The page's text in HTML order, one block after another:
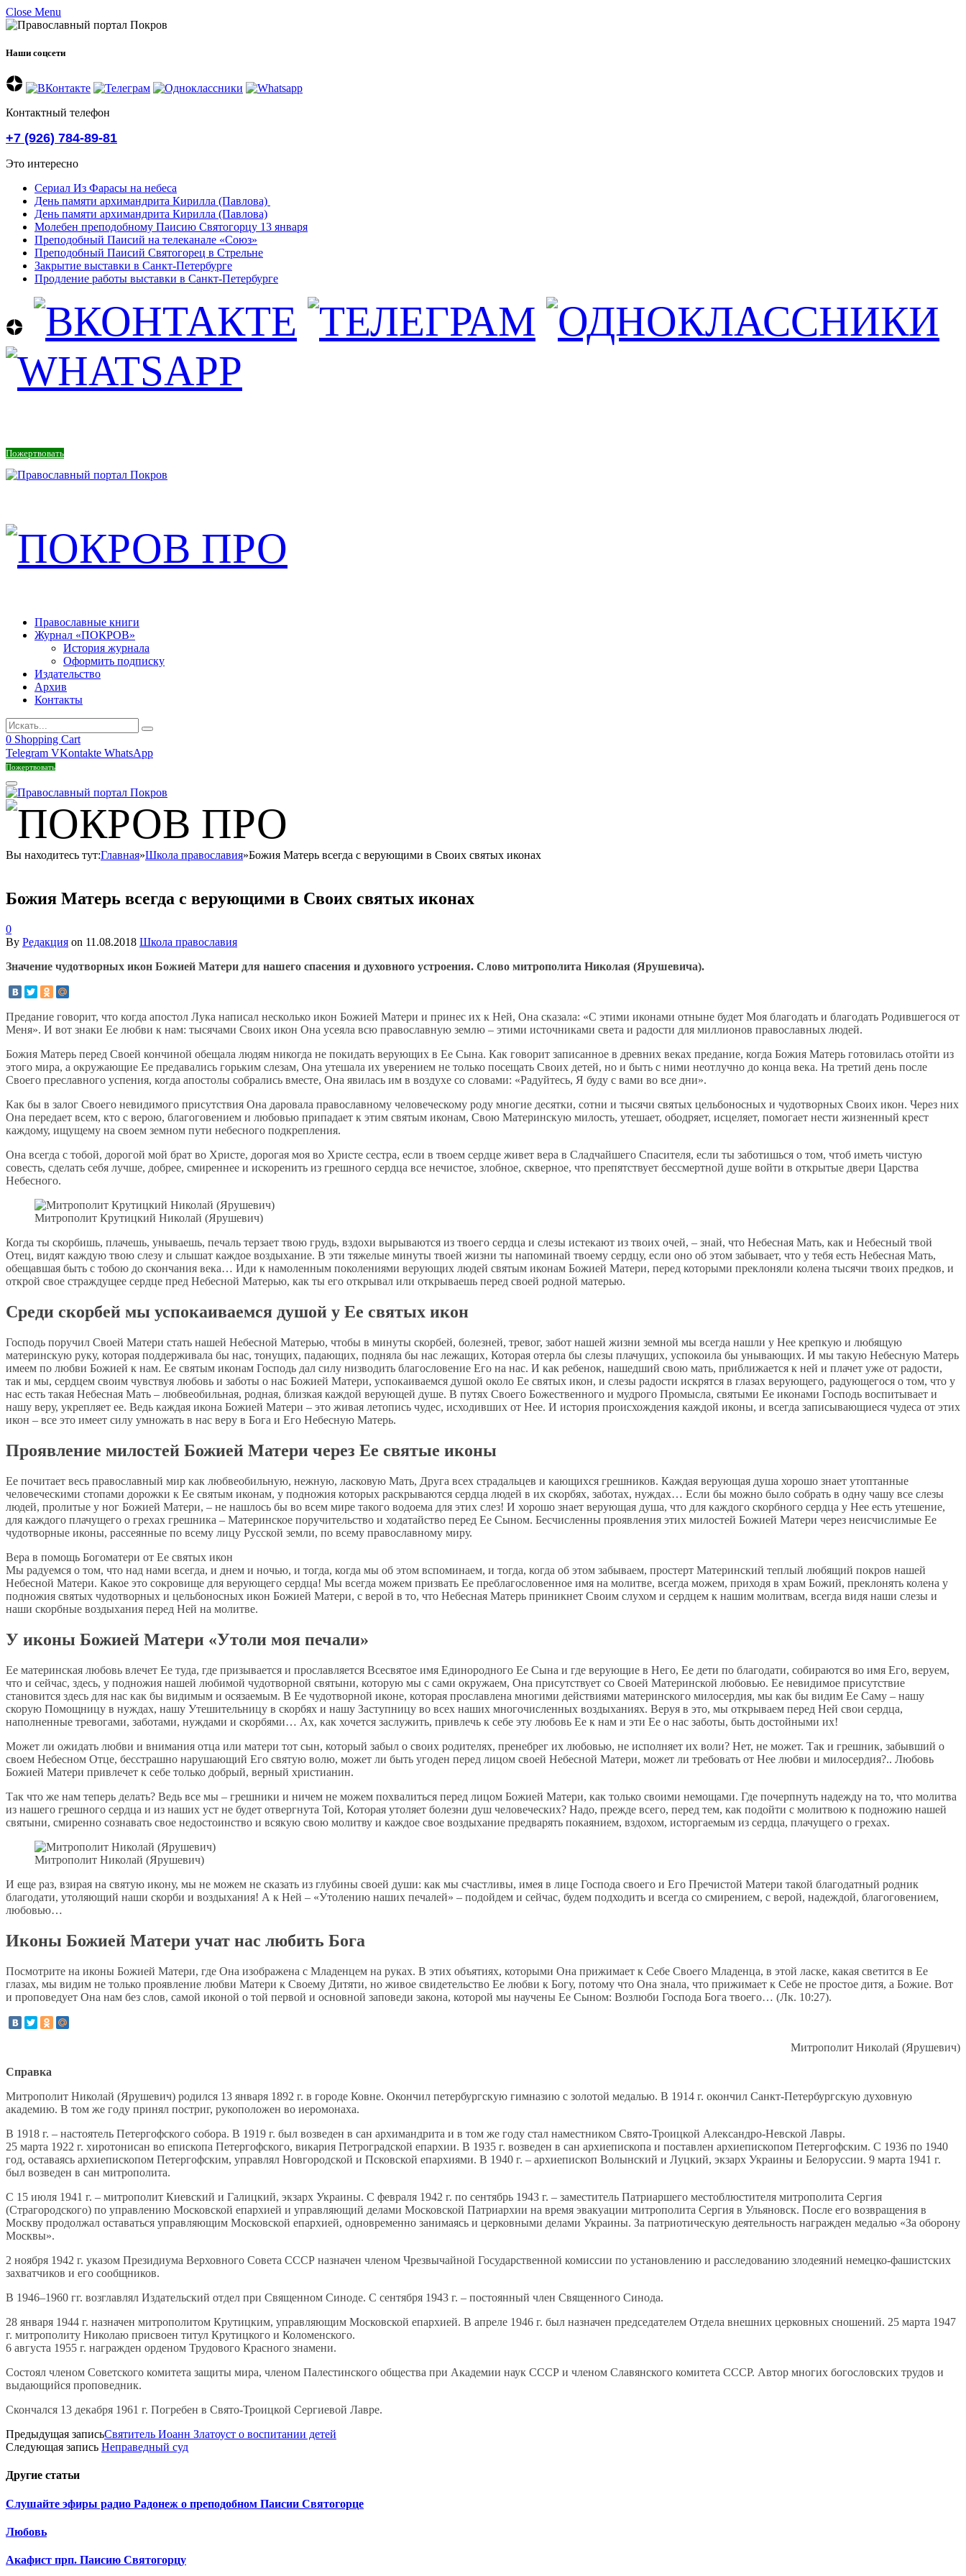
Close Menu
Наши соцсети
Контактный телефон
+7 (926) 784-89-81
Это интересно
Сериал Из Фарасы на небеса
День памяти архимандрита Кирилла (Павлова)
День памяти архимандрита Кирилла (Павлова)
Молебен преподобному Паисию Святогорцу 13 января
Преподобный Паисий на телеканале «Союз»
Преподобный Паисий Святогорец в Стрельне
Закрытие выставки в Санкт-Петербурге
Продление работы выставки в Санкт-Петербурге
Пожертвовать
Православные книги
Журнал «ПОКРОВ»
История журнала
Оформить подписку
Издательство
Архив
Контакты
0 Shopping Cart
Telegram VKontakte WhatsApp
Пожертвовать
Вы находитесь тут:Главная»Школа православия»Божия Матерь всегда с верующими в Своих святых иконах
Божия Матерь всегда с верующими в Своих святых иконах
0
By Редакция on 11.08.2018 Школа православия
Значение чудотворных икон Божией Матери для нашего спасения и духовного устроения. Слово митрополита Николая (Ярушевича).
Предание говорит, что когда апостол Лука написал несколько икон Божией Матери и принес их к Ней, Она сказала: «С этими иконами отныне будет Моя благодать и благодать Родившегося от
Меня». И вот знаки Ее любви к нам: тысячами Своих икон Она усеяла всю православную землю – этими источниками света и радости для миллионов православных людей.
Божия Матерь перед Своей кончиной обещала людям никогда не покидать верующих в Ее Сына. Как говорит записанное в древних веках предание, когда Божия Матерь готовилась отойти из
этого мира, а окружающие Ее предавались горьким слезам, Она утешала их уверением не только посещать Своих детей, но и быть с ними неотлучно до конца века. На третий день после
Своего преславного успения, когда апостолы собрались вместе, Она явилась им в воздухе со словами: «Радуйтесь, Я буду с вами во все дни».
Как бы в залог Своего невидимого присутствия Она даровала православному человеческому роду многие десятки, сотни и тысячи святых цельбоносных и чудотворных Своих икон. Через них
Она передает всем, кто с верою, благоговением и любовью припадает к этим святым иконам, Свою Материнскую милость, утешает, ободряет, исцеляет, помогает нести жизненный крест
каждому, ищущему на своем земном пути небесного подкрепления.
Она всегда с тобой, дорогой мой брат во Христе, дорогая моя во Христе сестра, если в твоем сердце живет вера в Сладчайшего Спасителя, если ты заботишься о том, чтоб иметь чистую
совесть, сделать себя лучше, добрее, смиреннее и искоренить из грешного сердца все нечистое, злобное, скверное, что препятствует бессмертной душе войти в открытые двери Царства
Небесного.
Митрополит Крутицкий Николай (Ярушевич)
Когда ты скорбишь, плачешь, унываешь, печаль терзает твою грудь, вздохи вырываются из твоего сердца и слезы истекают из твоих очей, – знай, что Небесная Мать, как и Небесный твой
Отец, видят каждую твою слезу и слышат каждое воздыхание. В эти тяжелые минуты твоей жизни ты напоминай твоему сердцу, если оно об этом забывает, что у тебя есть Небесная Мать,
обещавшая быть с тобою до скончания века… Иди к намоленным поколениями верующих людей святым иконам Божией Матери, перед которыми преклоняли колена тысячи твоих предков, и
открой свое страждущее сердце пред Небесной Матерью, как ты его открывал или открываешь перед своей родной матерью.
Среди скорбей мы успокаиваемся душой у Ее святых икон
Господь поручил Своей Матери стать нашей Небесной Матерью, чтобы в минуты скорбей, болезней, тревог, забот нашей жизни земной мы всегда нашли у Нее крепкую и любящую
материнскую руку, которая поддерживала бы нас, тонущих, падающих, подняла бы нас лежащих, Которая отерла бы слезы плачущих, успокоила бы унывающих. И мы такую Небесную Матерь
имеем по любви Божией к нам. Ее святым иконам Господь дал силу низводить благословение Его на нас. И как ребенок, нашедший свою мать, приближается к ней и плачет уже от радости,
так и мы, сердцем своим чувствуя любовь и заботы о нас Божией Матери, успокаиваемся душой около Ее святых икон, и слезы радости искрятся в глазах верующего, радующегося о том, что у
нас есть такая Небесная Мать – любвеобильная, родная, близкая каждой верующей душе. В путях Своего Божественного и мудрого Промысла, святыми Ее иконами Господь воспитывает и
нашу веру, укрепляет ее. Ведь каждая икона Божией Матери – это живая летопись чудес, исходивших от Нее. И история происхождения каждой иконы, и всегда записывающиеся чудеса от этих
икон – все это имеет силу умножать в нас веру в Бога и Его Небесную Матерь.
Проявление милостей Божией Матери через Ее святые иконы
Ее почитает весь православный мир как любвеобильную, нежную, ласковую Мать, Друга всех страдальцев и кающихся грешников. Каждая верующая душа хорошо знает утоптанные
человеческими стопами дорожки к Ее святым иконам, у подножия которых раскрываются сердца людей в их скорбях, заботах, нуждах… Если бы можно было собрать в одну чашу все слезы
людей, пролитые у ног Божией Матери, – не нашлось бы во всем мире такого водоема для этих слез! И хорошо знает верующая душа, что для каждого скорбного сердца у Нее есть утешение,
для каждого плачущего о грехах грешника – Материнское поручительство и ходатайство перед Ее Сыном. Бесчисленны проявления этих милостей Божией Матери через неисчислимые Ее
чудотворные иконы, рассеянные по всему лицу Русской земли, по всему православному миру.
Вера в помощь Богоматери от Ее святых икон
Мы радуемся о том, что над нами всегда, и днем и ночью, и тогда, когда мы об этом вспоминаем, и тогда, когда об этом забываем, простерт Материнский теплый любящий покров нашей
Небесной Матери. Какое это сокровище для верующего сердца! Мы всегда можем призвать Ее преблагословенное имя на молитве, всегда можем, приходя в храм Божий, преклонять колена у
подножия святых чудотворных и цельбоносных икон Божией Матери, с верой в то, что Небесная Матерь приникнет Своим слухом и сердцем к нашим молитвам, всегда видя наши слезы и
наши скорбные воздыхания перед Ней на молитве.
У иконы Божией Матери «Утоли моя печали»
Ее материнская любовь влечет Ее туда, где призывается и прославляется Всесвятое имя Единородного Ее Сына и где верующие в Него, Ее дети по благодати, собираются во имя Его, веруем,
что и сейчас, здесь, у подножия нашей любимой чудотворной святыни, которую мы с сами окружаем, Она присутствует со Своей Материнской любовью. Ее невидимое присутствие
становится здесь для нас как бы видимым и осязаемым. В Ее чудотворной иконе, которая прославлена многими действиями материнского милосердия, мы как бы видим Ее Саму – нашу
скорую Помощницу в нуждах, нашу Утешительницу в скорбях и нашу Заступницу во всех наших многочисленных воздыханиях. Веруя в это, мы открываем перед Ней свои сердца,
наполненные тревогами, заботами, нуждами и скорбями… Ах, как хочется заслужить, привлечь к себе эту любовь Ее к нам и эти Ее о нас заботы, быть достойными их!
Может ли ожидать любви и внимания отца или матери тот сын, который забыл о своих родителях, пренебрег их любовью, не исполняет их воли? Нет, не может. Так и грешник, забывший о
своем Небесном Отце, бесстрашно нарушающий Его святую волю, может ли быть угоден перед лицом своей Небесной Матери, может ли требовать от Нее любви и милосердия?.. Любовь
Божией Матери привлечет к себе только добрый, верный христианин.
Так что же нам теперь делать? Ведь все мы – грешники и ничем не можем похвалиться перед лицом Божией Матери, как только своими немощами. Где почерпнуть надежду на то, что молитва
из нашего грешного сердца и из наших уст не будет отвергнута Той, Которая утоляет болезни душ человеческих? Надо, прежде всего, перед тем, как подойти с молитвою к подножию нашей
святыни, смиренно сознавать свое недостоинство и всякую свою молитву и каждое свое воздыхание предварять покаянием, вздохом, исторгаемым из сердца, плачущего о грехах.
Митрополит Николай (Ярушевич)
И еще раз, взирая на святую икону, мы не можем не сказать из глубины своей души: как мы счастливы, имея в лице Господа своего и Его Пречистой Матери такой благодатный родник
благодати, утоляющий наши скорби и воздыхания! А к Ней – «Утолению наших печалей» – подойдем и сейчас, будем подходить и всегда со смирением, с верой, надеждой, благоговением,
любовью…
Иконы Божией Матери учат нас любить Бога
Посмотрите на иконы Божией Матери, где Она изображена с Младенцем на руках. В этих объятиях, которыми Она прижимает к Себе Своего Младенца, в этой ласке, какая светится в Ее
глазах, мы видим не только проявление любви Матери к Своему Дитяти, но живое свидетельство Ее любви к Богу, потому что Она знала, что прижимает к Себе не простое дитя, а Божие. Вот
и проповедует Она нам без слов, самой иконой о той первой и основной заповеди закона, которой мы научены Ее Сыном: Возлюби Господа Бога твоего… (Лк. 10:27).
Митрополит Николай (Ярушевич)
Справка
Митрополит Николай (Ярушевич) родился 13 января 1892 г. в городе Ковне. Окончил петербургскую гимназию с золотой медалью. В 1914 г. окончил Санкт-Петербургскую духовную
академию. В том же году принял постриг, рукоположен во иеромонаха.
В 1918 г. – настоятель Петергофского собора. В 1919 г. был возведен в сан архимандрита и в том же году стал наместником Свято-Троицкой Александро-Невской Лавры.
25 марта 1922 г. хиротонисан во епископа Петергофского, викария Петроградской епархии. В 1935 г. возведен в сан архиепископа и поставлен архиепископом Петергофским. С 1936 по 1940
год, оставаясь архиепископом Петергофским, управлял Новгородской и Псковской епархиями. В 1940 г. – архиепископ Волынский и Луцкий, экзарх Украины и Белоруссии. 9 марта 1941 г.
был возведен в сан митрополита.
С 15 июля 1941 г. – митрополит Киевский и Галицкий, экзарх Украины. С февраля 1942 г. по сентябрь 1943 г. – заместитель Патриаршего местоблюстителя митрополита Сергия
(Страгородского) по управлению Московской епархией и управляющий делами Московской Патриархии на время эвакуации митрополита Сергия в Ульяновск. После его возвращения в
Москву продолжал оставаться управляющим Московской епархией, одновременно занимаясь и церковными делами Украины. За патриотическую деятельность награжден медалью «За оборону
Москвы».
2 ноября 1942 г. указом Президиума Верховного Совета СССР назначен членом Чрезвычайной Государственной комиссии по установлению и расследованию злодеяний немецко-фашистских
захватчиков и его сообщников.
В 1946–1960 гг. возглавлял Издательский отдел при Священном Синоде. С сентября 1943 г. – постоянный член Священного Синода.
28 января 1944 г. назначен митрополитом Крутицким, управляющим Московской епархией. В апреле 1946 г. был назначен председателем Отдела внешних церковных сношений. 25 марта 1947
г. митрополиту Николаю присвоен титул Крутицкого и Коломенского.
6 августа 1955 г. награжден орденом Трудового Красного знамени.
Состоял членом Советского комитета защиты мира, членом Палестинского общества при Академии наук СССР и членом Славянского комитета СССР. Автор многих богословских трудов и
выдающийся проповедник.
Скончался 13 декабря 1961 г. Погребен в Свято-Троицкой Сергиевой Лавре.
Предыдущая записьСвятитель Иоанн Златоуст о воспитании детей
Следующая запись Неправедный суд
Другие статьи
Слушайте эфиры радио Радонеж о преподобном Паисии Святогорце
Любовь
Акафист прп. Паисию Святогорцу